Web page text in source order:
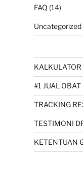
FAQ (14)
Uncategorized
#1 JUAL
TRACKING
TESTIMONI
KETENTUAN